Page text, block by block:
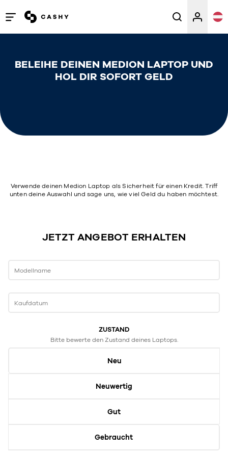
Menü
öffnen
schließen
BELEIHE DEINEN MEDION LAPTOP UND
HOL DIR SOFORT GELD
Verwende deinen Medion Laptop als Sicherheit für einen Kredit. Triff
unten deine Auswahl und sage uns, wie viel Geld du haben möchtest.
JETZT ANGEBOT ERHALTEN
Modellname
Kaufdatum
ZUSTAND
Bitte bewerte den Zustand deines Laptops.
Neu
Neuwertig
Gut
Gebraucht